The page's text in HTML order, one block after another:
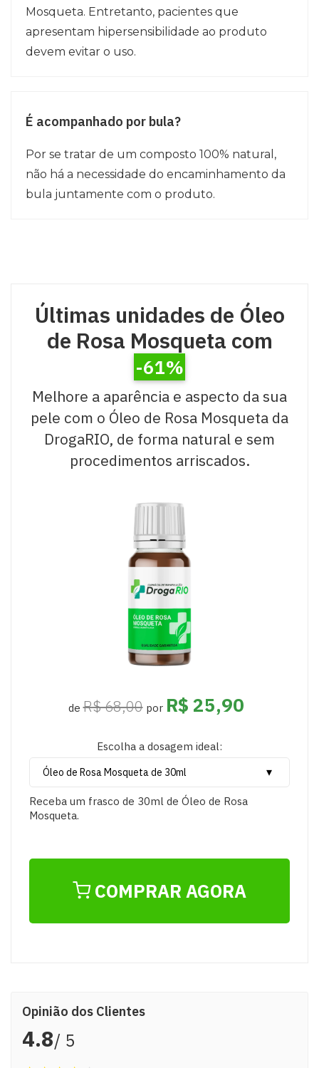
Mosqueta. Entretanto, pacientes que
apresentam hipersensibilidade ao produto
devem evitar o uso.
É acompanhado por bula?
Por se tratar de um composto 100% natural,
não há a necessidade do encaminhamento da
bula juntamente com o produto.
Últimas unidades de Óleo
de Rosa Mosqueta com
-61%
Melhore a aparência e aspecto da sua
pele com o Óleo de Rosa Mosqueta da
DrogaRIO, de forma natural e sem
procedimentos arriscados.
deR$ 68,00por R$ 25,90
Escolha a dosagem ideal:
Receba um frasco de 30ml de Óleo de Rosa
Mosqueta.
COMPRAR AGORA
Opinião dos Clientes
4.8/ 5